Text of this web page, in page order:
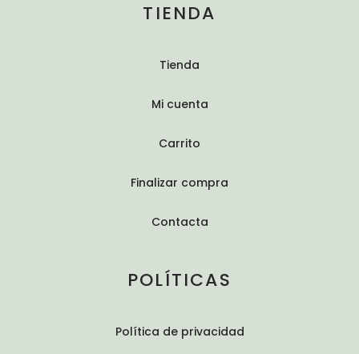
TIENDA
Tienda
Mi cuenta
Carrito
Finalizar compra
Contacta
POLÍTICAS
Política de privacidad